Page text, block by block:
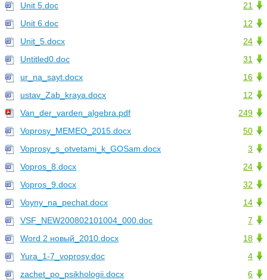
21
Unit 5.doc
12
Unit 6.doc
24
Unit_5.docx
31
Untitled0.doc
16
ur_na_sayt.docx
12
ustav_Zab_kraya.docx
249
Van_der_varden_algebra.pdf
50
Voprosy_MEMEO_2015.docx
3
Voprosy_s_otvetami_k_GOSam.docx
24
Vopros_8.docx
32
Vopros_9.docx
14
Voyny_na_pechat.docx
7
VSF_NEW200802101004_000.doc
18
Word 2 новый_2010.docx
4
Yura_1-7_voprosy.doc
6
zachet_po_psikhologii.docx